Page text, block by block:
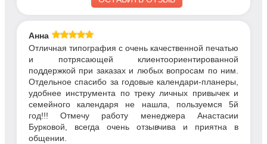
Анна
Отличная типография с очень качественной печатью
и потрясающей клиентоориентированной
поддержкой при заказах и любых вопросам по ним.
Отдельное спасибо за годовые календари-планеры,
удобнее инструмента по треку личных привычек и
семейного календаря не нашла, пользуемся 5й
год!!! Отмечу работу менеджера Анастасии
Бурковой, всегда очень отзывчива и приятна в
общении.